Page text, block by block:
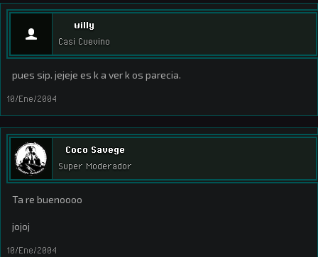
willy
Casi Cuevino
pues sip. jejeje es k a ver k os parecia.
10/Ene/2004
Coco Savege
Super Moderador
Ta re buenoooo
jojoj
10/Ene/2004